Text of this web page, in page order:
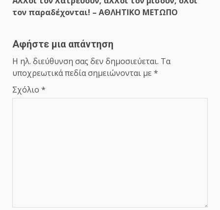
τον παραδέχονται! – ΑΘΛΗΤΙΚΟ ΜΕΤΩΠΟ
Αφήστε μια απάντηση
Η ηλ. διεύθυνση σας δεν δημοσιεύεται. Τα
υποχρεωτικά πεδία σημειώνονται με *
Σχόλιο *